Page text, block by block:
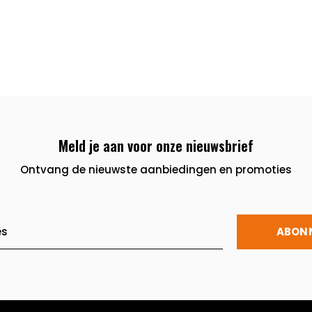
Meld je aan voor onze nieuwsbrief
Ontvang de nieuwste aanbiedingen en promoties